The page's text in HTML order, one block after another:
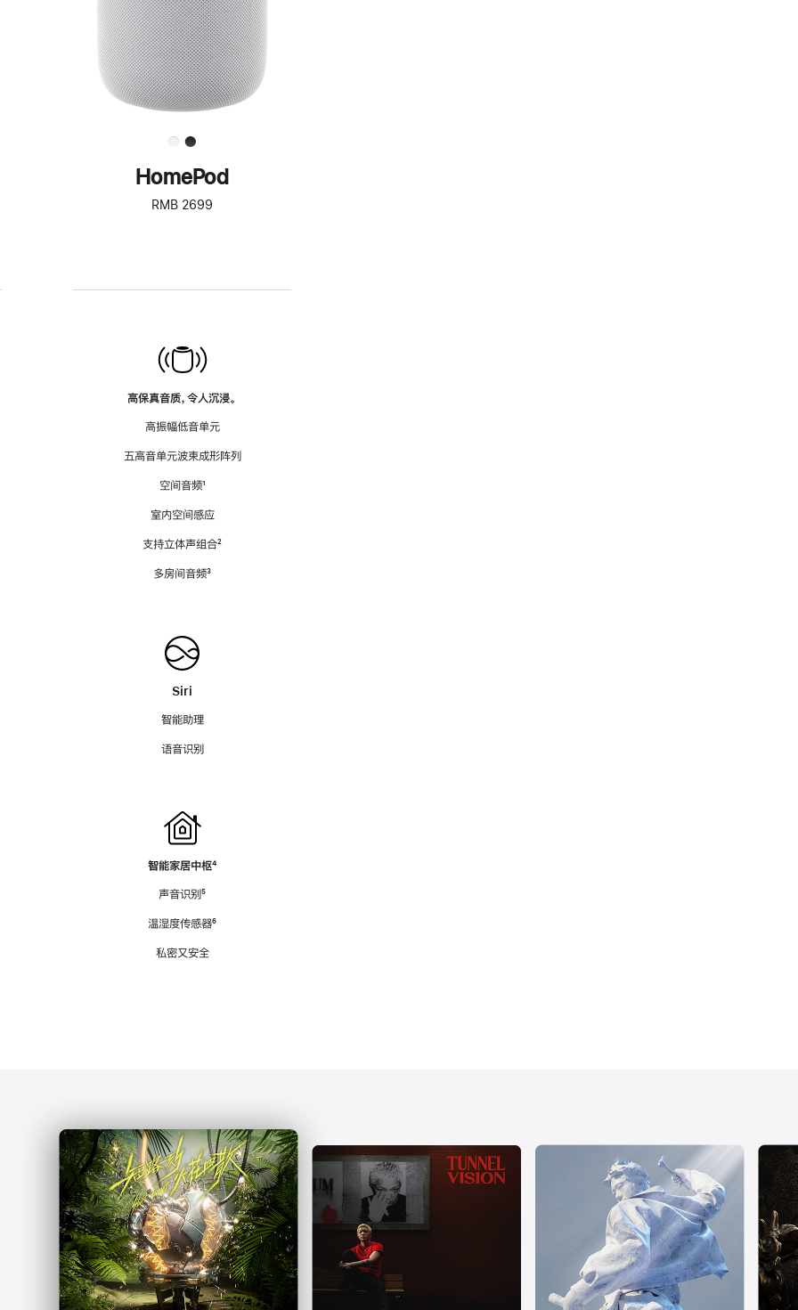
HomePod
RMB 2699
高保真音质，令人沉浸。
高振幅低音单元
五高音单元波束成形阵列
空间音频脚
¹
室内空间感应
支持立体声组合脚
²
多房间音频脚
³
Siri
智能助理
语音识别
智能家居中枢脚
⁴
声音识别脚
⁵
温湿度传感器脚
⁶
私密又安全